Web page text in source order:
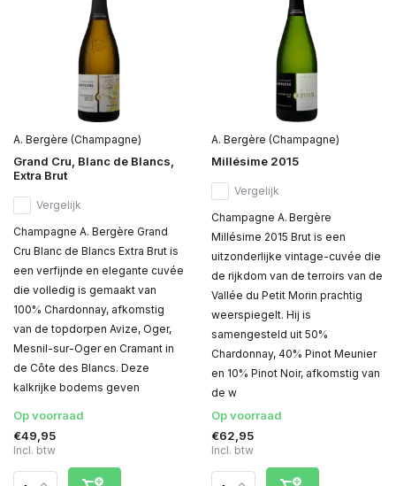
A. Bergère (Champagne)
Grand Cru, Blanc de Blancs,
Extra Brut
Vergelijk
Champagne A. Bergère Grand
Cru Blanc de Blancs Extra Brut is
een verfijnde en elegante cuvée
die volledig is gemaakt van
100% Chardonnay, afkomstig
van de topdorpen Avize, Oger,
Mesnil-sur-Oger en Cramant in
de Côte des Blancs. Deze
kalkrijke bodems geven
Op voorraad
€49,95
Incl. btw
A. Bergère (Champagne)
Millésime 2015
Vergelijk
Champagne A. Bergère
Millésime 2015 Brut is een
uitzonderlijke vintage-cuvée die
de rijkdom van de terroirs van de
Vallée du Petit Morin prachtig
weerspiegelt. Hij is
samengesteld uit 50%
Chardonnay, 40% Pinot Meunier
en 10% Pinot Noir, afkomstig van
de w
Op voorraad
€62,95
Incl. btw